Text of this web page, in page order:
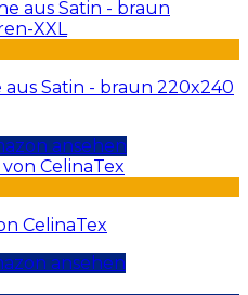
Satin - braun 220x240
ansehen
CelinaTex
ansehen